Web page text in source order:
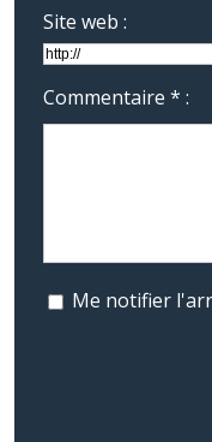
Site web :
Commentaire * :
Me notifier